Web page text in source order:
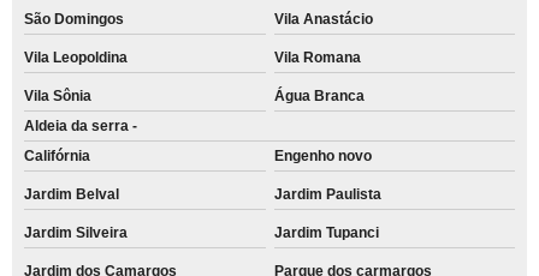
São Domingos Vila Anastácio
Vila Leopoldina Vila Romana
Vila Sônia
Água Branca
Aldeia da serra -
Califórnia
Engenho novo
Jardim Belval Jardim Paulista
Jardim Silveira Jardim Tupanci
Jardim dos Camargos Parque dos carmargos